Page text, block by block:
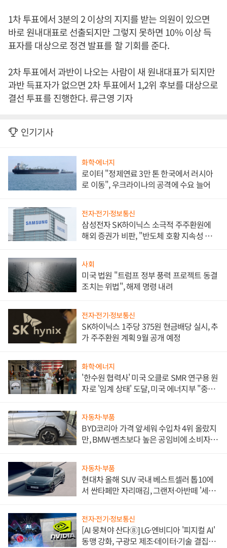
1차 투표에서 3분의 2 이상의 지지를 받는 의원이 있으면
바로 원내대표로 선출되지만 그렇지 못하면 10% 이상 득
표자를 대상으로 정견 발표를 할 기회를 준다.
2차 투표에서 과반이 나오는 사람이 새 원내대표가 되지만
과반 득표자가 없으면 2차 투표에서 1,2위 후보를 대상으로
결선 투표를 진행한다. 류근영 기자
인기기사
화학·에너지
로이터 "정제연료 3만 톤 한국에서 러시아
로 이동", 우크라이나의 공격에 수요 늘어
전자·전기·정보통신
삼성전자 SK하이닉스 소극적 주주환원에
해외 증권가 비판, "반도체 호황 지속성 의
사회
미국 법원 "트럼프 정부 풍력 프로젝트 동결
조치는 위법", 해제 명령 내려
전자·전기·정보통신
SK하이닉스 1주당 375원 현금배당 실시, 추
가 주주환원 계획 9월 공개 예정
화학·에너지
'한수원 협력사' 미국 오클로 SMR 연구용 원
자로 '임계 상태' 도달, 미국 에너지부 "중요
자동차·부품
BYD코리아 가격 앞세워 수입차 4위 올랐지
만, BMW·벤츠보다 높은 공임비에 소비자
자동차·부품
현대차 올해 SUV 국내 베스트셀러 톱10에
서 싼타페만 자리매김, 그랜저·아반떼 '세단
전자·전기·정보통신
[AI 뭉쳐야 산다⑧] LG·엔비디아 '피지컬 AI'
동맹 강화, 구광모 제조·데이터·기술 결집